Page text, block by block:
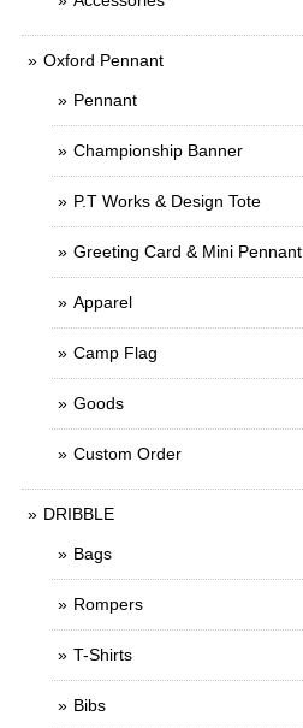
Oxford Pennant
Pennant
Championship Banner
P.T Works & Design Tote
Greeting Card & Mini Pennant
Apparel
Camp Flag
Goods
Custom Order
DRIBBLE
Bags
Rompers
T-Shirts
Bibs